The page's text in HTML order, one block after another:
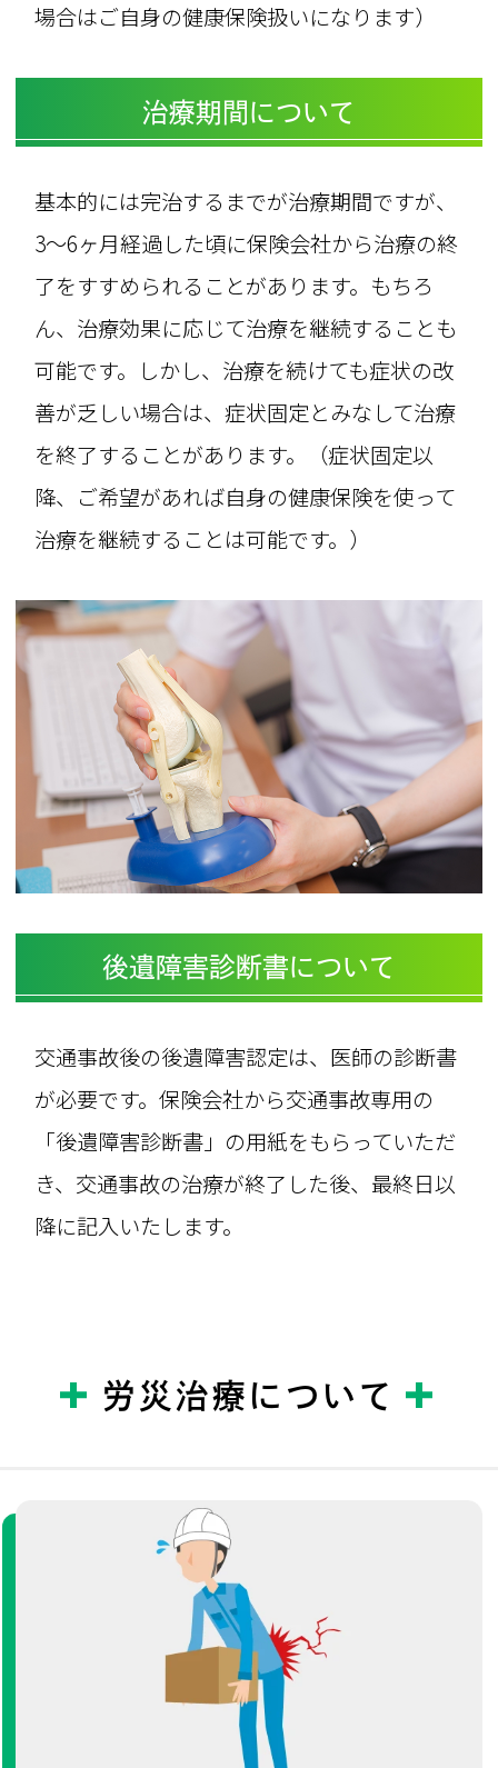
場合はご自身の健康保険扱いになります）
治療期間について
基本的には完治するまでが治療期間ですが、
3～6ヶ月経過した頃に保険会社から治療の終
了をすすめられることがあります。もちろ
ん、治療効果に応じて治療を継続することも
可能です。しかし、治療を続けても症状の改
善が乏しい場合は、症状固定とみなして治療
を終了することがあります。（症状固定以
降、ご希望があれば自身の健康保険を使って
治療を継続することは可能です。）
後遺障害診断書について
交通事故後の後遺障害認定は、医師の診断書
が必要です。保険会社から交通事故専用の
「後遺障害診断書」の用紙をもらっていただ
き、交通事故の治療が終了した後、最終日以
降に記入いたします。
労災治療について